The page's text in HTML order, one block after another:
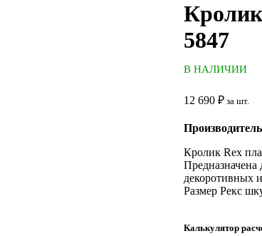
5847
В НАЛИЧИИ
12 690 ₽за шт.
Кролик Rex
декоротивных
Размер Рекс
Калькулятор